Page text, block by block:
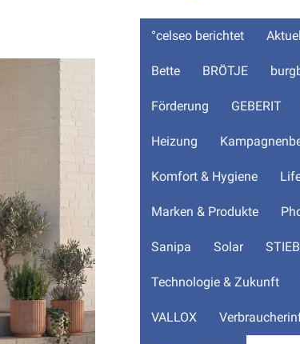
°celseo berichtet
Bette BRÖTJE
Förderung GEBERIT
Heizung
Komfort & Hygiene
Marken & Produkte
Sanipa Solar
Technologie & Zukunft
VALLOX